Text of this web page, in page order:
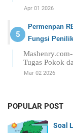
Apr 01 2026
Permenpan
Fungsi Penilik
Tugas Pokok
Mar 02 2026
POPULAR POST
Soal